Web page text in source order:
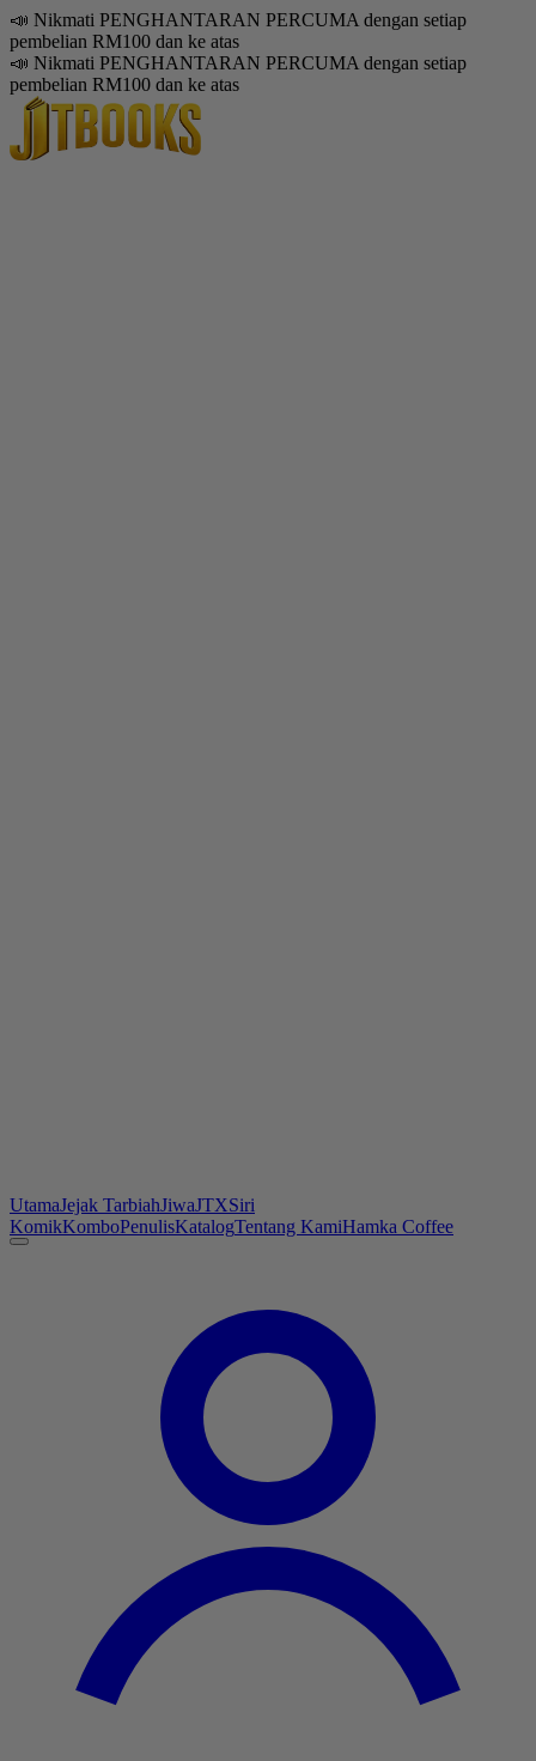
📣 Nikmati PENGHANTARAN PERCUMA dengan setiap
pembelian RM100 dan ke atas
📣 Nikmati PENGHANTARAN PERCUMA dengan setiap
pembelian RM100 dan ke atas
UtamaJejak TarbiahJiwaJTXSiri
KomikKomboPenulisKatalogTentang KamiHamka Coffee